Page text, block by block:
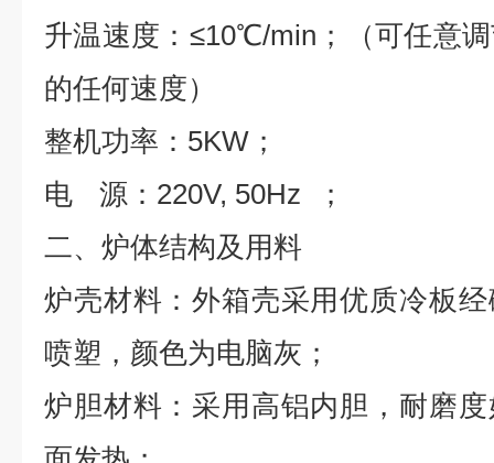
升温速度：≤10℃/min ；（可任意
的任何速度）
整机功率：5KW ；
电
源：220V, 50Hz
；
二、 炉体结构及用料
炉壳材料：外箱壳采用优质冷板
喷塑，颜色为电脑灰；
炉胆材料：采用高铝内胆，耐磨